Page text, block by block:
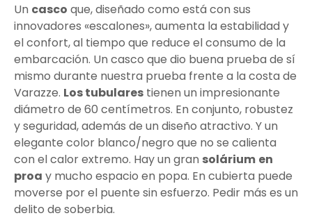
Un casco que, diseñado como está con sus
innovadores «escalones», aumenta la estabilidad y
el confort, al tiempo que reduce el consumo de la
embarcación. Un casco que dio buena prueba de sí
mismo durante nuestra prueba frente a la costa de
Varazze. Los tubulares tienen un impresionante
diámetro de 60 centímetros. En conjunto, robustez
y seguridad, además de un diseño atractivo. Y un
elegante color blanco/negro que no se calienta
con el calor extremo. Hay un gran solárium en
proa y mucho espacio en popa. En cubierta puede
moverse por el puente sin esfuerzo. Pedir más es un
delito de soberbia.